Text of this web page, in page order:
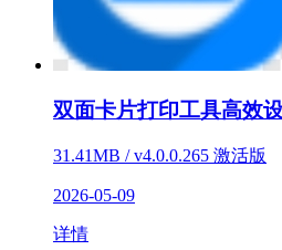
双面卡片打印工具高效
31.41MB / v4.0.0.265 激活版
2026-05-09
详情